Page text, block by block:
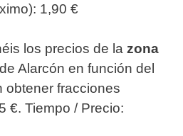
1,90 €
los precios de la zona
Alarcón en función del
obtener fracciones
€. Tiempo / Precio: